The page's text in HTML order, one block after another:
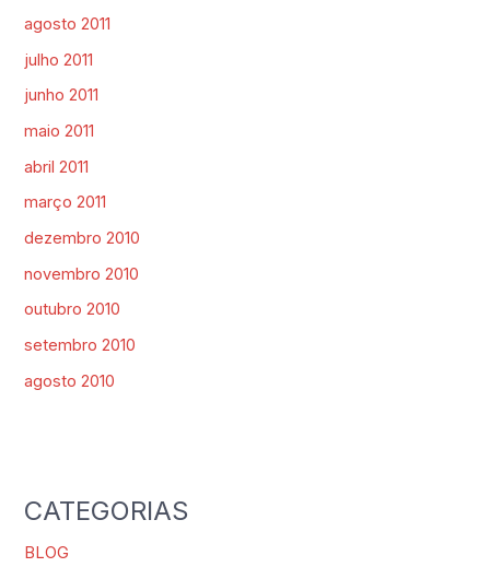
agosto 2011
julho 2011
junho 2011
maio 2011
abril 2011
março 2011
dezembro 2010
novembro 2010
outubro 2010
setembro 2010
agosto 2010
CATEGORIAS
BLOG